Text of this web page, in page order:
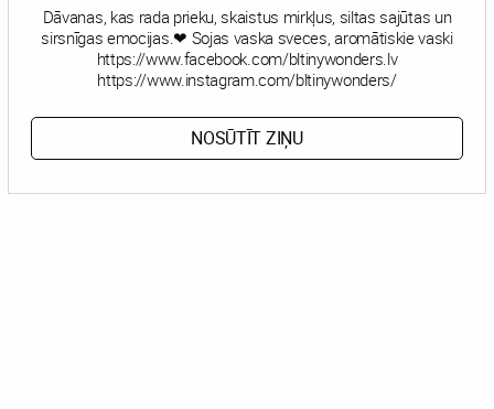
Dāvanas, kas rada prieku, skaistus mirkļus, siltas sajūtas un
sirsnīgas emocijas.❤ Sojas vaska sveces, aromātiskie vaski
https://www.facebook.com/bltinywonders.lv
https://www.instagram.com/bltinywonders/
NOSŪTĪT ZIŅU